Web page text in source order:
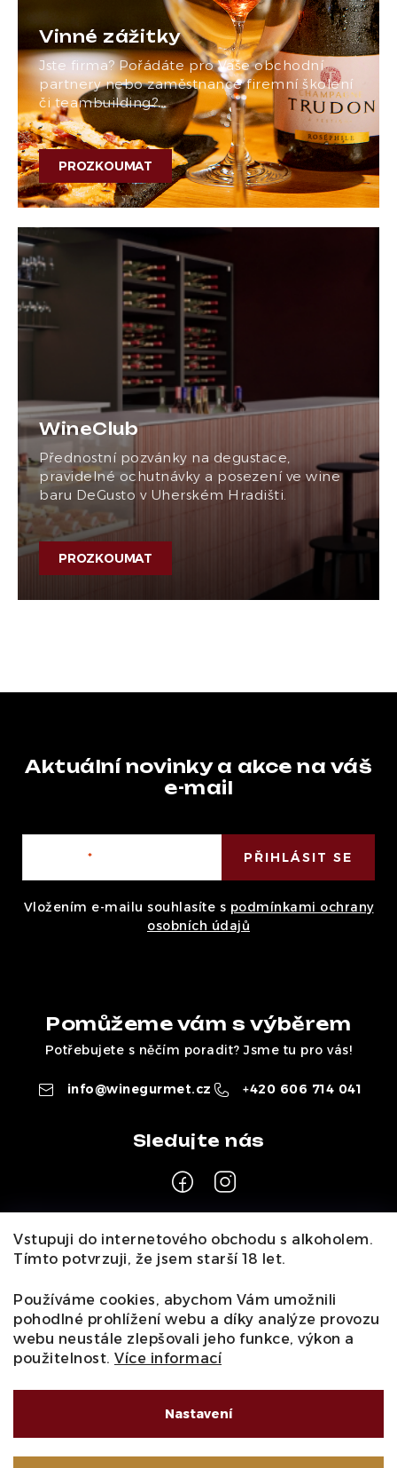
Vstupuji do internetového obchodu s alkoholem.
Tímto potvrzuji, že jsem starší 18 let.
Používáme cookies, abychom Vám umožnili
pohodlné prohlížení webu a díky analýze provozu
webu neustále zlepšovali jeho funkce, výkon a
použitelnost. Více informací
Nastavení
Vinné zážitky
Jste firma? Pořádáte pro Vaše obchodní
partnery nebo zaměstnance firemní školení
či teambuilding?…
PROZKOUMAT
WineClub
Přednostní pozvánky na degustace,
pravidelné ochutnávky a posezení ve wine
baru DeGusto v Uherském Hradišti.
PROZKOUMAT
Pomůžeme vám s výběrem
Potřebujete s něčím poradit? Jsme tu pro vás!
info@winegurmet.cz +420 606 714 041
Aktuální novinky a akce na váš
e-mail
Vložením e-mailu souhlasíte s podmínkami ochrany
osobních údajů
PŘIHLÁSIT SE
Z
á
a
Pro zákazníky
O násNaši vinařiKontaktyWineclubKariéraB2B
Vinné zážitky
Informace